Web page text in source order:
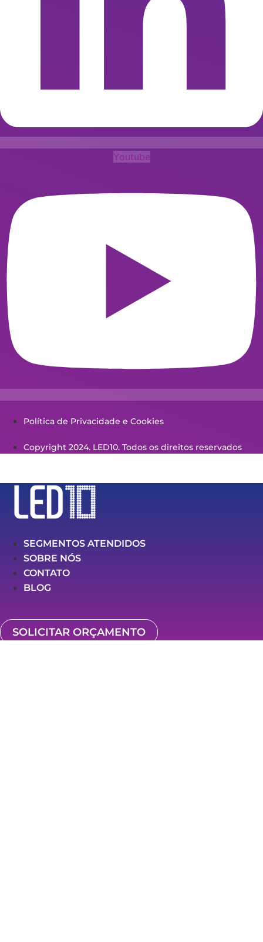
Youtube
Política de Privacidade e Cookies
Copyright 2024. LED10. Todos os direitos reservados
SEGMENTOS ATENDIDOS
SOBRE NÓS
CONTATO
BLOG
SOLICITAR ORÇAMENTO